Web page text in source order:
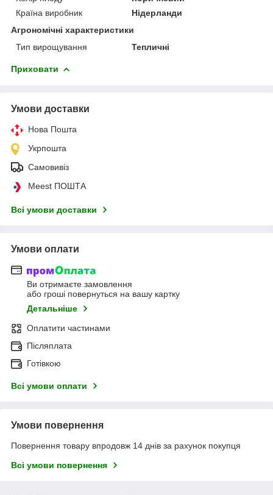
Країна виробник
Нідерланди
Агрономічні характеристики
Тип вирощування
Тепличні
Приховати
Умови доставки
Нова Пошта
Укрпошта
Самовивіз
Meest ПОШТА
Всі умови доставки
Умови оплати
Ви отримаєте замовлення
або гроші повернуться на вашу картку
Детальніше
Оплатити частинами
Післяплата
Готівкою
Всі умови оплати
Умови повернення
Повернення товару впродовж 14 днів за рахунок покупця
Всі умови повернення